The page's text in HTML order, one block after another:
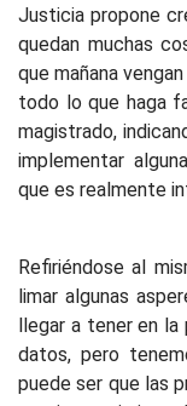
Justicia propone
quedan muchas
que mañana
todo lo que haga
magistrado,
implementar
que es realmente
Refiriéndose al
limar algunas
llegar a tener en
datos, pero
puede ser que las